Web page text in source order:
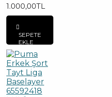
1.000,00TL
SEPETE
EKLE